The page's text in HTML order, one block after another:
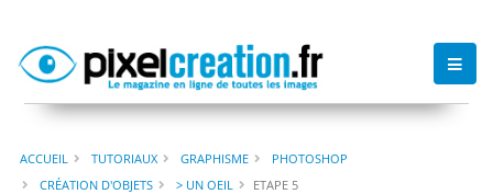
ACCUEIL TUTORIAUX GRAPHISME
PHOTOSHOP
CRÉATION D'OBJETS
> UN OEIL ETAPE 5